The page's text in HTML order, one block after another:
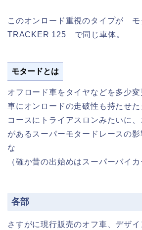
このオンロード重視のタイプが
TRACKER 125 で同じ車体。
モタードとは
オフロード車をタイヤなどを多少
車にオンロードの走破性も持たせ
コースにトライアスロンみたいに
があるスーパーモタードレースの
な
（確か昔の出始めはスーパーバイカ
各部
さすがに現行販売のオフ車、デザ